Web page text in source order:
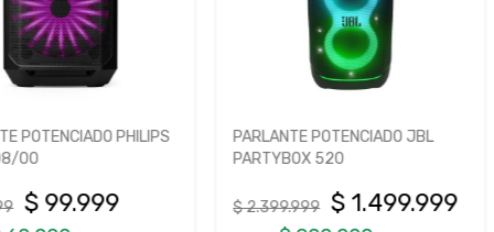
PHILIPS
PARLANTE POTENCIADO JBL
PARTYBOX 520
$ 1.499.999
SISTEMA
$ 399.999